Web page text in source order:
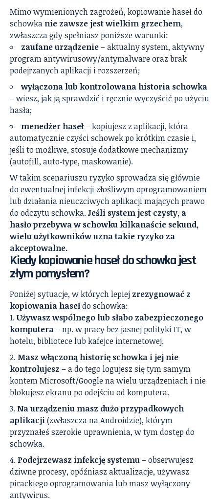
Mimo wymienionych zagrożeń, kopiowanie haseł do
schowka nie zawsze jest wielkim grzechem,
zwłaszcza gdy spełniasz poniższe warunki:
zaufane urządzenie– aktualny system, aktywny
program antywirusowy/antymalware oraz brak
podejrzanych aplikacji i rozszerzeń;
wyłączona lub kontrolowana historia schowka
– wiesz, jak ją sprawdzić i ręcznie wyczyścić po użyciu
hasła;
menedżer haseł– kopiujesz z aplikacji, która
automatycznie czyści schowek po krótkim czasie i,
jeśli to możliwe, stosuje dodatkowe mechanizmy
(autofill, auto‑type, maskowanie).
W takim scenariuszu ryzyko sprowadza się głównie
do ewentualnej infekcji złośliwym oprogramowaniem
lub działania nieuczciwych aplikacji mających prawo
do odczytu schowka.Jeśli system jest czysty, a
hasło przebywa w schowku kilkanaście sekund,
wielu użytkowników uzna takie ryzyko za
akceptowalne.
Kiedy kopiowanie haseł do schowka jest
złym pomysłem?
Poniżej sytuacje, w których lepiej zrezygnować z
kopiowania hasełdo schowka:
Używasz wspólnego lub słabo zabezpieczonego
komputera– np. w pracy bez jasnej polityki IT, w
hotelu, bibliotece lub kafejce internetowej.
Masz włączoną historię schowka i jej nie
kontrolujesz – a do tego logujesz się tym samym
kontem Microsoft/Google na wielu urządzeniach i nie
blokujesz ekranu po odejściu od komputera.
Na urządzeniu masz dużo przypadkowych
aplikacji(zwłaszcza na Androidzie), którym
przyznałeś szerokie uprawnienia, w tym dostęp do
schowka.
Podejrzewasz infekcję systemu– obserwujesz
dziwne procesy, opóźniasz aktualizacje, używasz
pirackiego oprogramowania lub masz wyłączony
antywirus.